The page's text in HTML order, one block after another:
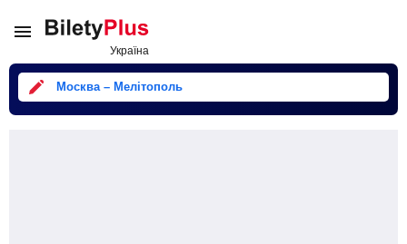
Москва – Мелітополь